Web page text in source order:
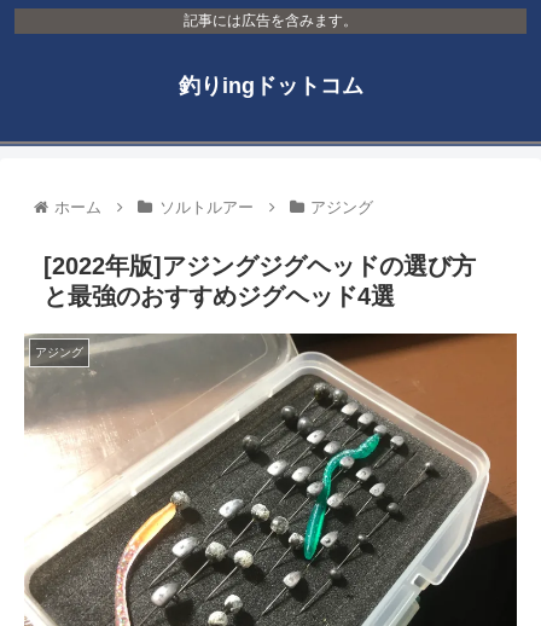
記事には広告を含みます。
釣りingドットコム
ホーム ソルトルアー アジング
[2022年版]アジングジグヘッドの選び方
と最強のおすすめジグヘッド4選
アジング